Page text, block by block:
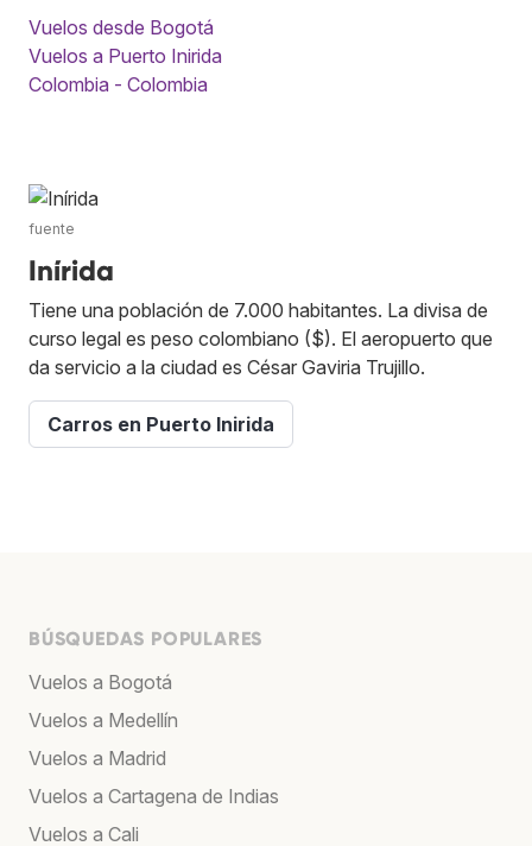
Vuelos desde Bogotá
Vuelos a Puerto Inirida
Colombia - Colombia
fuente
Inírida
Tiene una población de 7.000 habitantes. La divisa de
curso legal es peso colombiano ($). El aeropuerto que
da servicio a la ciudad es César Gaviria Trujillo.
Carros en Puerto Inirida
BÚSQUEDAS POPULARES
Vuelos a Bogotá
Vuelos a Medellín
Vuelos a Madrid
Vuelos a Cartagena de Indias
Vuelos a Cali